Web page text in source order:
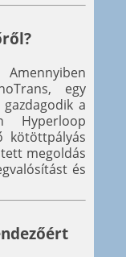
egy
a
Hyperloop
kötöttpályás
megoldás
és